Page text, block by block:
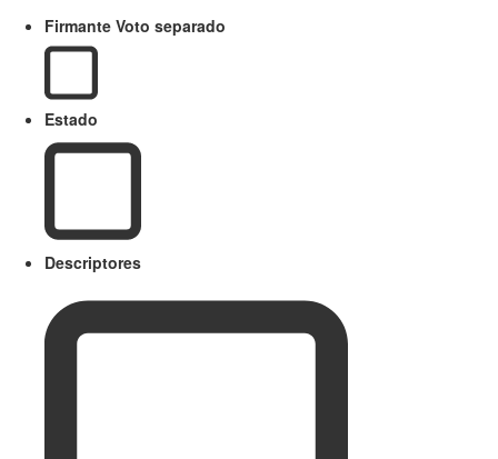
Firmante Voto separado
Estado
Descriptores